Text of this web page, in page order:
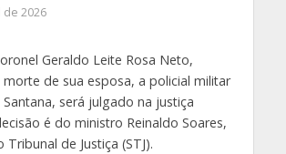
2026
Geraldo Leite Rosa Neto,
de sua esposa, a policial militar
Santana, será julgado na justiça
é do ministro Reinaldo Soares,
de Justiça (STJ).